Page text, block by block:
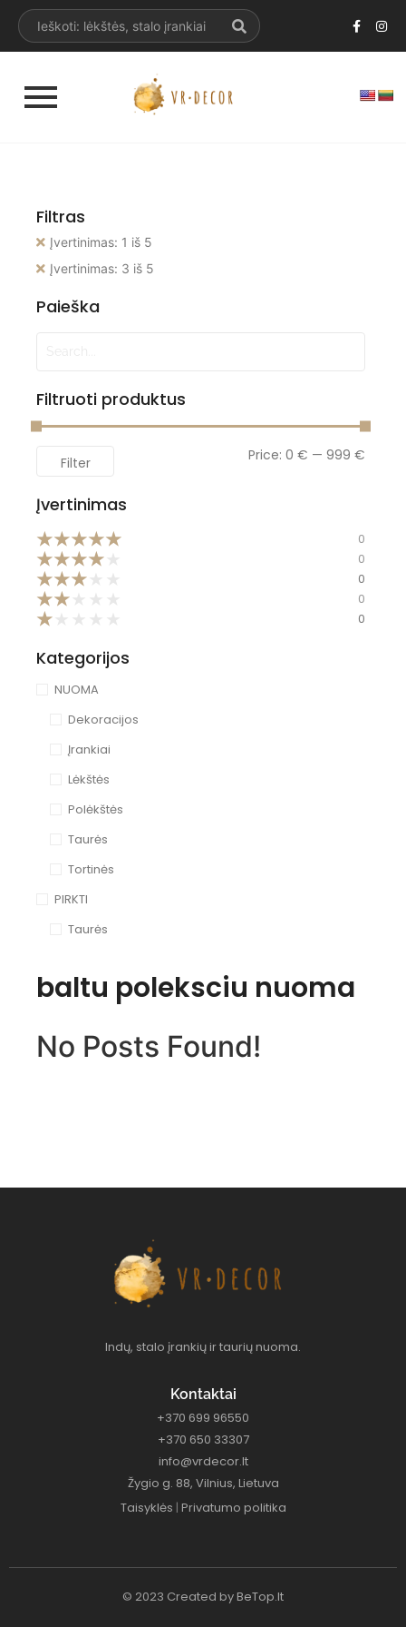
Filtras
Įvertinimas: 1 iš 5
Įvertinimas: 3 iš 5
Paieška
Filtruoti produktus
Filter Price: 0 € — 999 €
Įvertinimas
★★★★★ 0
★★★★ 0
★★★ 0
★★ 0
★ 0
Kategorijos
NUOMA
Dekoracijos
Įrankiai
Lėkštės
Polėkštės
Taurės
Tortinės
PIRKTI
Taurės
baltu poleksciu nuoma
No Posts Found!
Indų, stalo įrankių ir taurių nuoma.
Kontaktai
+370 699 96550
+370 650 33307
info@vrdecor.lt
Žygio g. 88, Vilnius, Lietuva
Taisyklės | Privatumo politika
© 2023 Created byBeTop.lt